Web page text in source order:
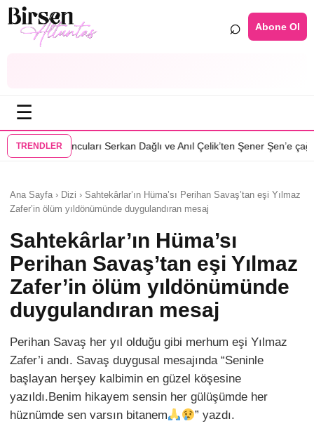
⌕ Abone Ol
☰
TRENDLER
Dağlı ve Anıl Çelik’ten Şener Şen’e çağrı•Özcan Deniz:
Ana Sayfa › Dizi › Sahtekârlar’ın Hüma’sı Perihan Savaş’tan eşi Yılmaz
Zafer’in ölüm yıldönümünde duygulandıran mesaj
Sahtekârlar’ın Hüma’sı
Perihan Savaş’tan eşi Yılmaz
Zafer’in ölüm yıldönümünde
duygulandıran mesaj
Perihan Savaş her yıl olduğu gibi merhum eşi Yılmaz
Zafer’i andı. Savaş duygusal mesajında “Seninle
başlayan herşey kalbimin en güzel köşesine
yazıldı.Benim hikayem sensin her gülüşümde her
hüznümde sen varsın bitanem
” yazdı.